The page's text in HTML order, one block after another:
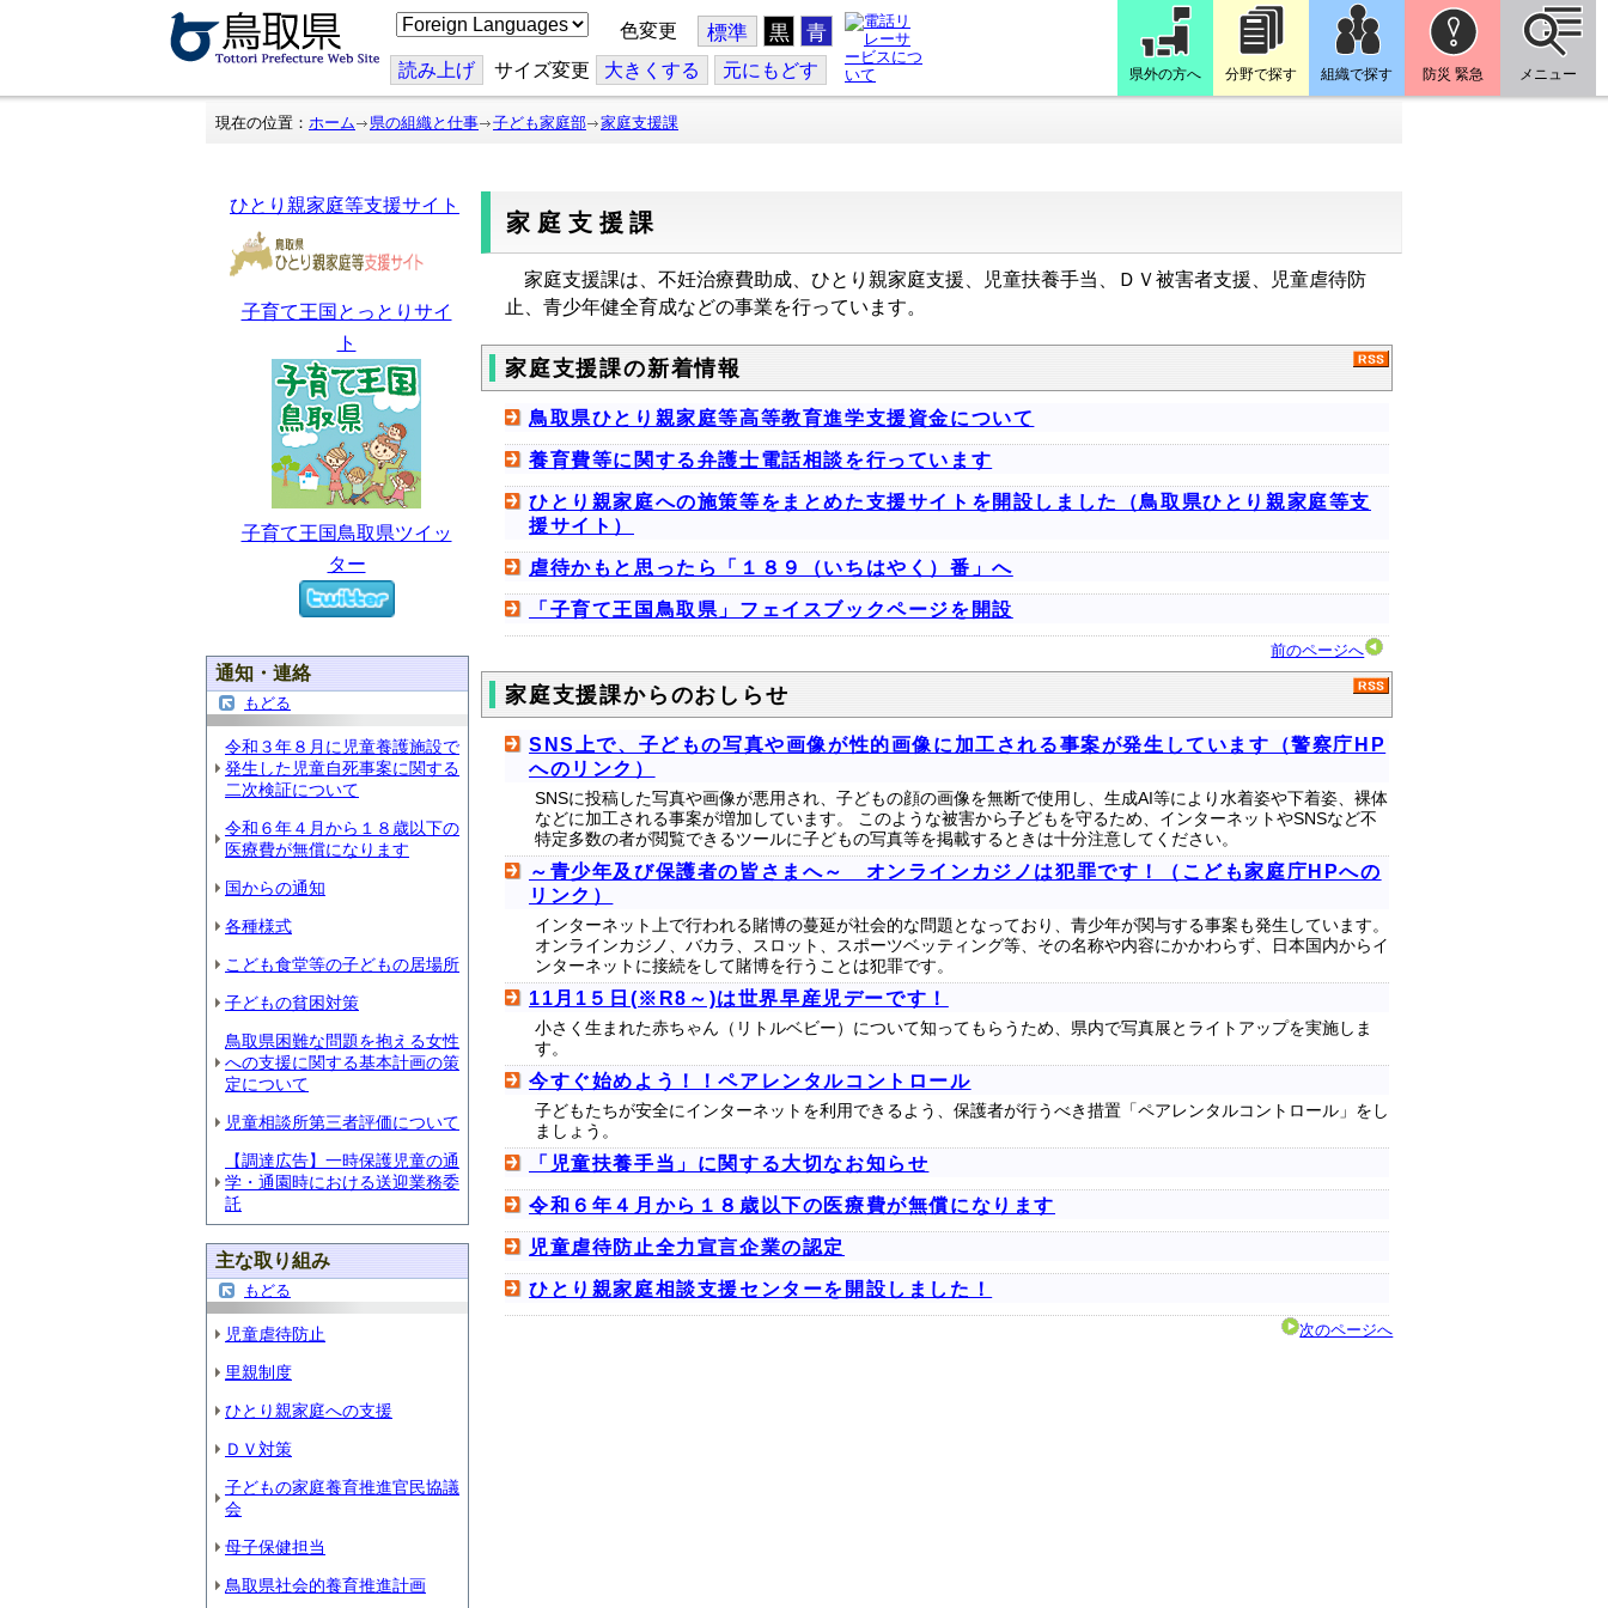
こ
の
ジ
を
翻
色変更 標準 黒 青
読み上げ サイズ変更 大きくする 元にもどす 県外の方へ 分野で探す 組織で探す 防災 緊急 メニュー
現在の位置： ホーム 県の組織と仕事 子ども家庭部 家庭支援課
ひとり親家庭等支援サイト
子育て王国とっとりサイ
ト
子育て王国鳥取県ツイッ
ター
通知・連絡
もどる
令和３年８月に児童養護施設で
発生した児童自死事案に関する
二次検証について
令和６年４月から１８歳以下の
医療費が無償になります
国からの通知
各種様式
こども食堂等の子どもの居場所
子どもの貧困対策
鳥取県困難な問題を抱える女性
への支援に関する基本計画の策
定について
児童相談所第三者評価について
【調達広告】一時保護児童の通
学・通園時における送迎業務委
託
主な取り組み
もどる
児童虐待防止
里親制度
ひとり親家庭への支援
ＤＶ対策
子どもの家庭養育推進官民協議
会
母子保健担当
鳥取県社会的養育推進計画
家庭支援課
家庭支援課は、不妊治療費助成、ひとり親家庭支援、児童扶養手当、 ＤＶ被害者支援、
児童虐待防
止、青少年健全育成などの事業を行っています。
家庭支援課の新着情報
鳥取県ひとり親家庭等高等教育進学支援資金について
養育費等に関する弁護士電話相談を行っています
ひとり親家庭への施策等をまとめた支援サイトを開設しました（鳥取県ひとり親家庭等支
援サイト）
虐待かもと思ったら「１８９（いちはやく）番」へ
「子育て王国鳥取県」フェイスブックページを開設
前のページへ
家庭支援課からのおしらせ
SNS上で、子どもの写真や画像が性的画像に加工される事案が発生しています（警察庁HP
へのリンク）
SNSに投稿した写真や画像が悪用され、子どもの顔の画像を無断で使用し、生成AI等により水着姿や下着姿、裸体
などに加工される事案が増加しています。 このような被害から子どもを守るため、インターネットやSNSなど不
特定多数の者が閲覧できるツールに子どもの写真等を掲載するときは十分注意してください。
～青少年及び保護者の皆さまへ～ オンラインカジノは犯罪です！（こども家庭庁HPへの
リンク）
インターネット上で行われる賭博の蔓延が社会的な問題となっており、青少年が関与する事案も発生しています。
オンラインカジノ、バカラ、スロット、スポーツベッティング等、その名称や内容にかかわらず、日本国内からイ
ンターネットに接続をして賭博を行うことは犯罪です。
11月1５日(※R8～)は世界早産児デーです！
小さく生まれた赤ちゃん（リトルベビー）について知ってもらうため、県内で写真展とライトアップを実施しま
す。
今すぐ始めよう！！ペアレンタルコントロール
子どもたちが安全にインターネットを利用できるよう、保護者が行うべき措置「ペアレンタルコントロール」をし
ましょう。
「児童扶養手当」に関する大切なお知らせ
令和６年４月から１８歳以下の医療費が無償になります
児童虐待防止全力宣言企業の認定
ひとり親家庭相談支援センターを開設しました！
次のページへ